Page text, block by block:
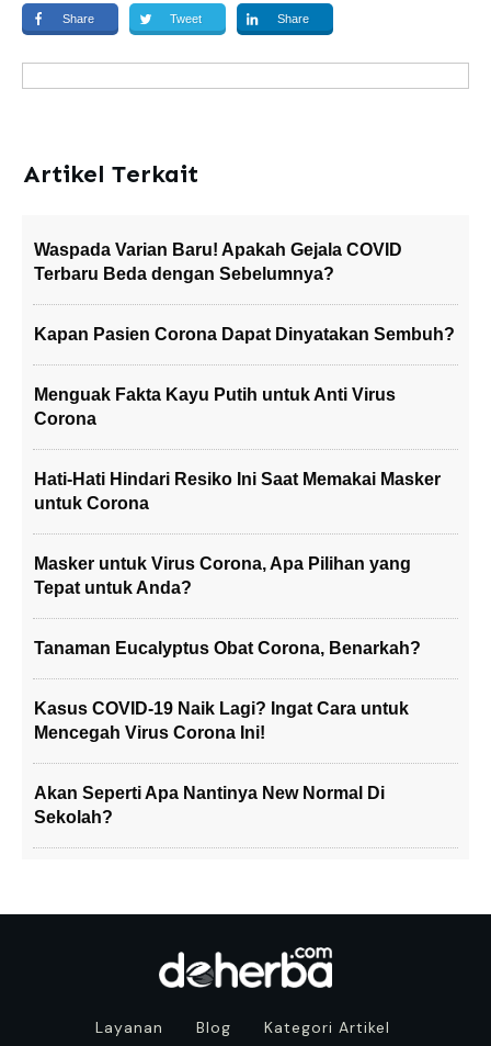
Share Tweet Share
Artikel Terkait
Waspada Varian Baru! Apakah Gejala COVID
Terbaru Beda dengan Sebelumnya?
Kapan Pasien Corona Dapat Dinyatakan Sembuh?
Menguak Fakta Kayu Putih untuk Anti Virus
Corona
Hati-Hati Hindari Resiko Ini Saat Memakai Masker
untuk Corona
Masker untuk Virus Corona, Apa Pilihan yang
Tepat untuk Anda?
Tanaman Eucalyptus Obat Corona, Benarkah?
Kasus COVID-19 Naik Lagi? Ingat Cara untuk
Mencegah Virus Corona Ini!
Akan Seperti Apa Nantinya New Normal Di
Sekolah?
Layanan Blog Kategori Artikel